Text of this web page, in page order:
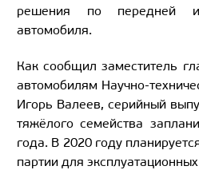
решения по передней
автомобиля.
Как сообщил заместитель
автомобилям Научно-
Игорь Валеев, серийный
тяжёлого семейства
года. В 2020 году
партии для